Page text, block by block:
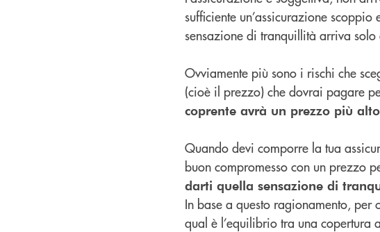
sufficiente un’assicurazione
sensazione di tranquillità arriva
Ovviamente più sono i rischi che
(cioè il prezzo) che dovrai pagare
coprente avrà un prezzo più
Quando devi comporre la tua
buon compromesso con un prezzo
darti quella sensazione di
In base a questo ragionamento,
qual è l’equilibrio tra una copertura